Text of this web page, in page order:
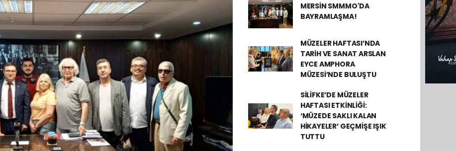
MERSİN SMMMO'DA
BAYRAMLAŞMA!
MÜZELER HAFTASI’NDA
TARİH VE SANAT ARSLAN
EYCE AMPHORA
MÜZESİ’NDE BULUŞTU
SİLİFKE’DE MÜZELER
HAFTASI ETKİNLİĞİ:
‘MÜZEDE SAKLI KALAN
HİKAYELER’ GEÇMİŞE IŞIK
TUTTU